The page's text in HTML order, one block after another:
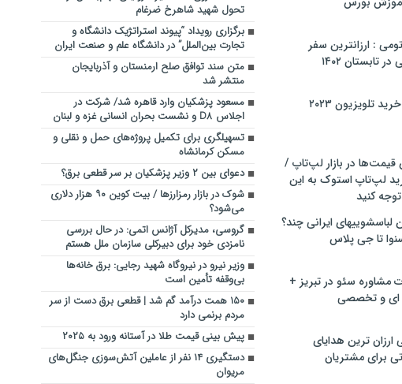
: ارزانترین سفر
تابستان ۱۴۰۲
تلویزیون ۲۰۲۳
در بازار لپ‌تاپ /
لپ‌تاپ استوک به این
کنید
ماشین لباسشویی‎های ایرانی چند؟
تا جی پلاس
مشاوره سئو در تبریز +
ای و تخصصی
ارزان ترین هدایای
برای مشتریان
تحول شهید شاهرخ ضرغام
برگزاری رویداد “پیوند استراتژیک دانشگاه و
تجارت بین‌الملل” در دانشگاه علم و صنعت ایران
متن سند توافق صلح ارمنستان و آذربایجان
منتشر شد
مسعود پزشکیان وارد قاهره شد/ شرکت در
اجلاس D۸ و نشست بحران انسانی غزه و لبنان
تسهیلگری برای تکمیل پروژه‌های حمل و نقلی و
مسکن کرمانشاه
دعوای بین ۲ وزیر پزشکیان بر سر قطعی برق؟
شوک در بازار رمزارزها / بیت کوین ۹۰ هزار دلاری
می‌شود؟
گروسی، مدیرکل آژانس اتمی: در حال بررسی
نامزدی خود برای دبیرکلی سازمان ملل هستم
وزیر نیرو در نیروگاه شهید رجایی: برق خانه‌ها
بی‌وقفه تأمین است
۱۵۰ همت درآمد گم شد | قطعی برق دست از سر
مردم برنمی دارد
پیش بینی قیمت طلا در آستانه ورود به ۲۰۲۵
دستگیری ۱۴ نفر از عاملین آتش‌سوزی جنگل‌های
مریوان